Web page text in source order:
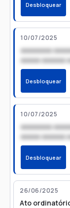
Desbloquear
10/07/2025
xxxxxxxx
xxxxx xxxxxx
Desbloquear
10/07/2025
xxxxxxxx
xxxxx xxxxxx
Desbloquear
26/06/2025
Ato